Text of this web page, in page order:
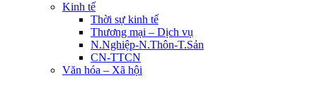
Kinh tế
Thời sự kinh tế
Thương mại – Dịch vụ
N.Nghiệp-N.Thôn-T.Sản
CN-TTCN
Văn hóa – Xã hội